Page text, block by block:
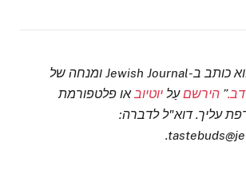
הוא כותב ב-Jewish Journal ומנחה של
” הירשםעַל יוטיובאו פלטפורמת
עליך. דוא"ל לדברה: